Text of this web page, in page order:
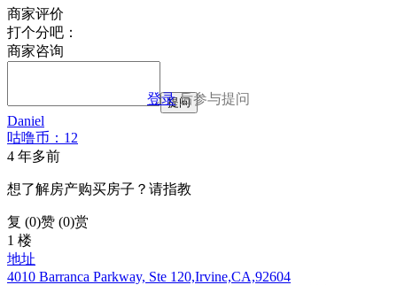
商家评价
打个分吧：
商家咨询
登录后参与提问
提问
Daniel
咕噜币：12
4 年多前
想了解房产购买房子？请指教
复 (0)赞 (0)赏
1 楼
地址
4010 Barranca Parkway, Ste 120,Irvine,CA,92604